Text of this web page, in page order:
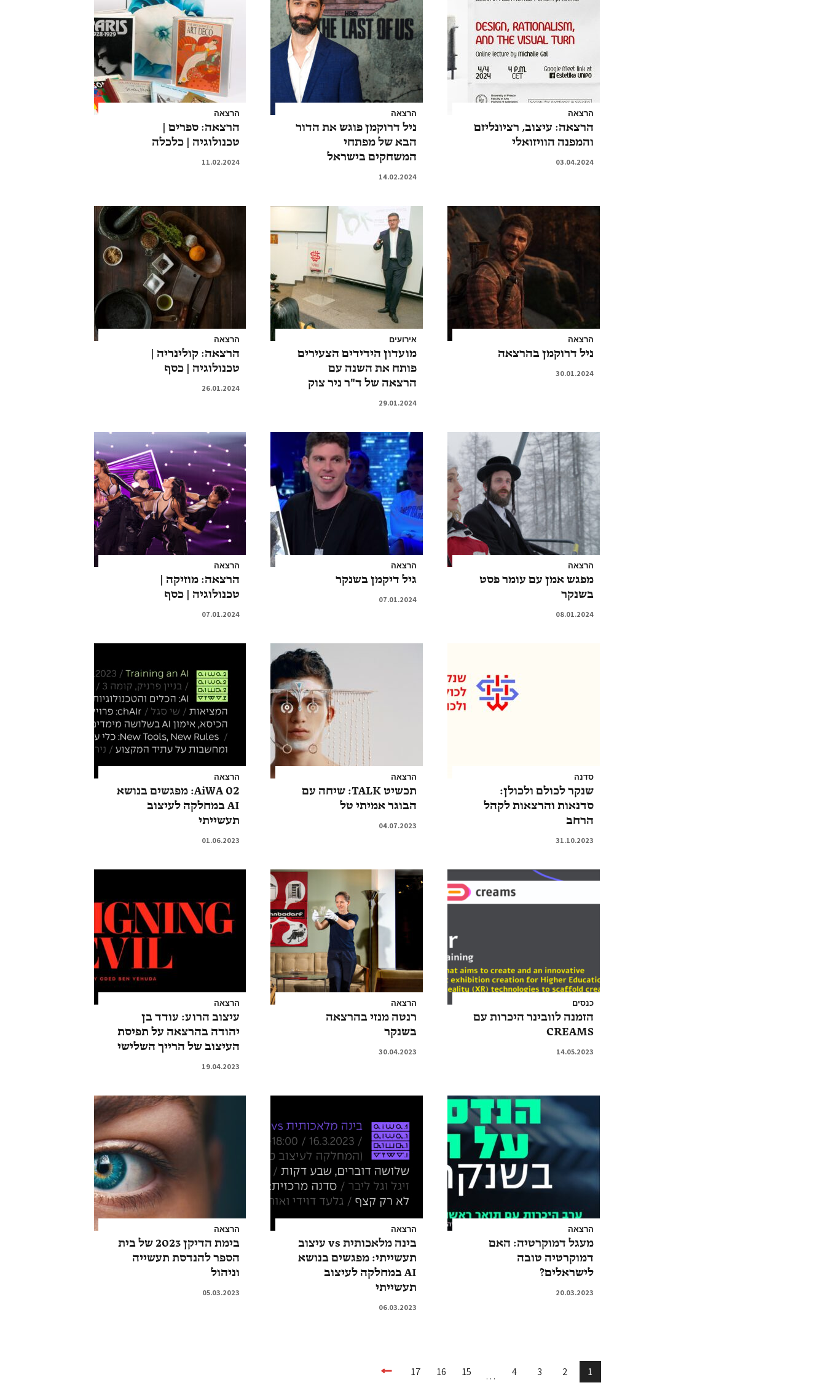
הרצאה
הרצאה: עיצוב, רציונליזם
והמפנה הוויזואלי
03.04.2024
הרצאה
ניל דרוקמן פוגש את הדור
הבא של מפתחי
המשחקים בישראל
14.02.2024
הרצאה
הרצאה: ספרים |
טכנולוגיה | כלכלה
11.02.2024
הרצאה
ניל דרוקמן בהרצאה
30.01.2024
אירועים
מועדון הידידים הצעירים
פותח את השנה עם
הרצאה של ד"ר ניר צוק
29.01.2024
הרצאה
הרצאה: קולינריה |
טכנולוגיה | כסף
26.01.2024
הרצאה
מפגש אמן עם עומר פסט
בשנקר
08.01.2024
הרצאה
גיל דיקמן בשנקר
07.01.2024
הרצאה
הרצאה: מוזיקה |
טכנולוגיה | כסף
07.01.2024
סדנה
שנקר לכולם ולכולן:
סדנאות והרצאות לקהל
הרחב
31.10.2023
הרצאה
תכשיט TALK: שיחה עם
הבוגר אמיתי טל
04.07.2023
הרצאה
AiWA 02: מפגשים בנושא
AI במחלקה לעיצוב
תעשייתי
01.06.2023
כנסים
הזמנה לוובינר היכרות עם
CREAMS
14.05.2023
הרצאה
רנטה מנזי בהרצאה
בשנקר
30.04.2023
הרצאה
עיצוב הרוע: עודד בן
יהודה בהרצאה על תפיסת
העיצוב של הרייך השלישי
19.04.2023
הרצאה
מעגל דמוקרטיה: האם
דמוקרטיה טובה
לישראלים?
20.03.2023
הרצאה
בינה מלאכותית vs עיצוב
תעשייתי: מפגשים בנושא
AI במחלקה לעיצוב
תעשייתי
06.03.2023
הרצאה
בימת הדיקן 2023 של בית
הספר להנדסת תעשייה
וניהול
05.03.2023
1
2
3
4
…
15
16
17